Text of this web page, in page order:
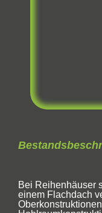
Bei Reihenhäuser
einem Flachdach